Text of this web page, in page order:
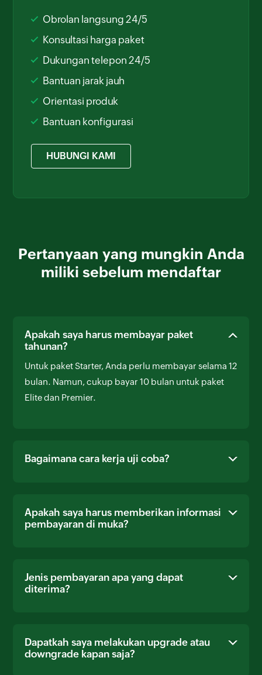
Obrolan langsung 24/5
Konsultasi harga paket
Dukungan telepon 24/5
Bantuan jarak jauh
Orientasi produk
Bantuan konfigurasi
HUBUNGI KAMI
Pertanyaan yang mungkin Anda
miliki sebelum mendaftar
Apakah saya harus membayar paket
tahunan?
Untuk paket Starter, Anda perlu membayar selama 12
bulan. Namun, cukup bayar 10 bulan untuk paket
Elite dan Premier.
Bagaimana cara kerja uji coba?
Apakah saya harus memberikan informasi
pembayaran di muka?
Jenis pembayaran apa yang dapat
diterima?
Dapatkah saya melakukan upgrade atau
downgrade kapan saja?